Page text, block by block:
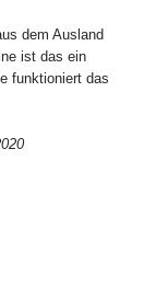
dem Ausland
ist das ein
funktioniert das